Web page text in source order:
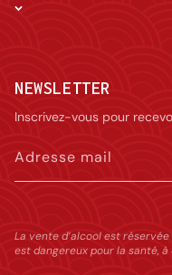
NEWSLETTER
Inscrivez-vous pour
Adresse mail
La vente d’alcool est réservée
est dangereux pour la santé,